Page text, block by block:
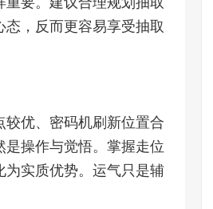
，反而更容易享受抽取
优、密码机刷新位置合
操作与觉悟。掌握走位
为实质优势。运气只是辅